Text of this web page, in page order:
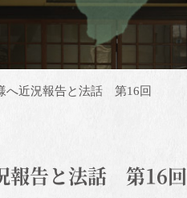
へ近況報告と法話 第16回
報告と法話 第16回